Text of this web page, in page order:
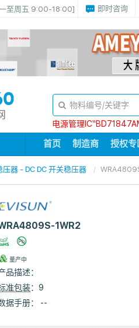
至周五 9:00-18:00] 即时咨询
电源管理
首页 制造商 授权专
压器 - DC DC 开关稳压器
1WR2
量产中
品描述：
准包装：9
据手册： --